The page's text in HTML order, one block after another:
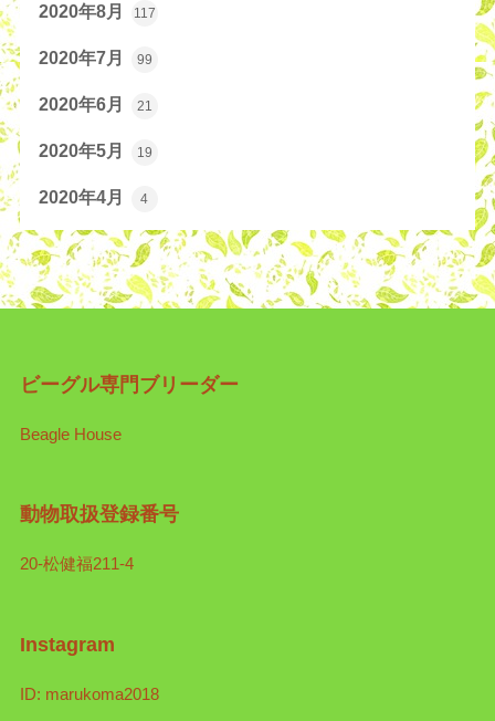
2020年8月 117
2020年7月 99
2020年6月 21
2020年5月 19
2020年4月 4
ビーグル専門ブリーダー
Beagle House
動物取扱登録番号
20-松健福211-4
Instagram
ID: marukoma2018